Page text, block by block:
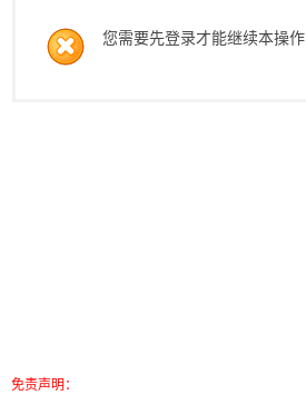
您需要先登录才能继续本操作
免责声明：